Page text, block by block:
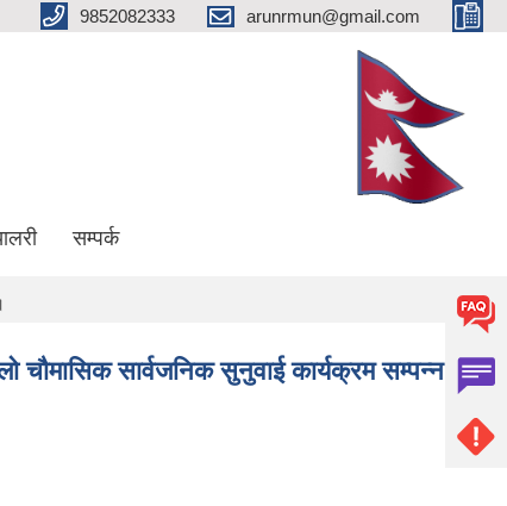
9852082333 arunrmun@gmail.com
सम्पर्क
सार्वजनिक सुनुवाई कार्यक्रम सम्पन्न